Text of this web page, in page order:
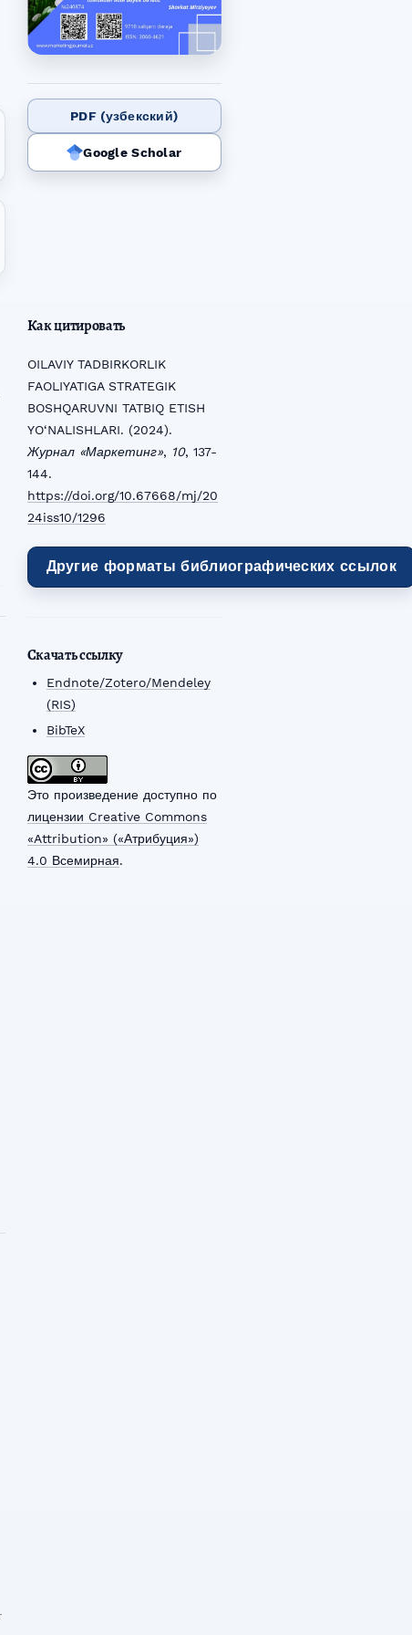
PDF (узбекский)
Google Scholar
Как цитировать
OILAVIY TADBIRKORLIK
FAOLIYATIGA STRATEGIK
BOSHQARUVNI TATBIQ ETISH
YO‘NALISHLARI. (2024).
Журнал «Маркетинг», 10, 137-
144.
https://doi.org/10.67668/mj/20
24iss10/1296
Другие форматы библиографических ссылок
Скачать ссылку
Endnote/Zotero/Mendeley
(RIS)
BibTeX
Это произведение доступно по
лицензии Creative Commons
«Attribution» («Атрибуция»)
4.0 Всемирная.